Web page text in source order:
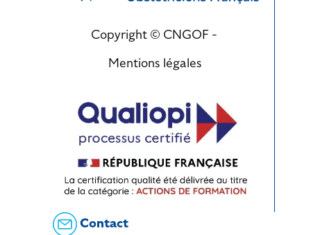
Copyright © CNGOF -
Mentions légales
Contact